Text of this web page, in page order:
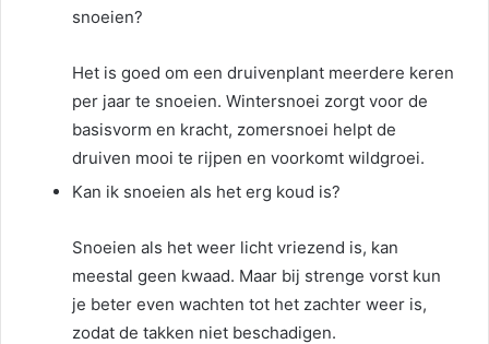
snoeien?
Het is goed om een druivenplant meerdere keren
per jaar te snoeien. Wintersnoei zorgt voor de
basisvorm en kracht, zomersnoei helpt de
druiven mooi te rijpen en voorkomt wildgroei.
Kan ik snoeien als het erg koud is?
Snoeien als het weer licht vriezend is, kan
meestal geen kwaad. Maar bij strenge vorst kun
je beter even wachten tot het zachter weer is,
zodat de takken niet beschadigen.